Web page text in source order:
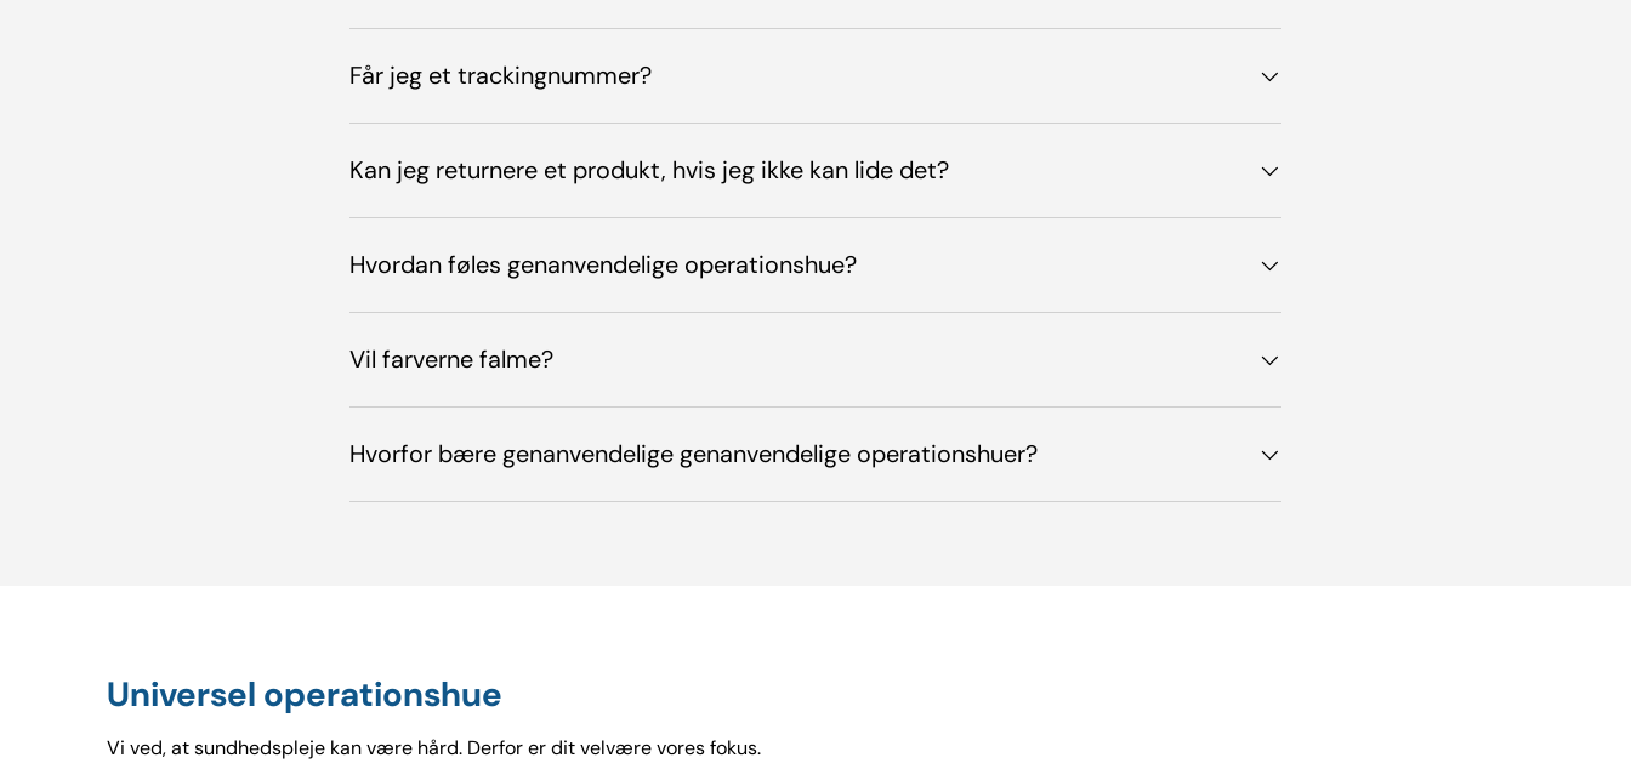
Får jeg et trackingnummer?
Kan jeg returnere et produkt, hvis jeg ikke kan lide det?
Hvordan føles genanvendelige operationshue?
Vil farverne falme?
Hvorfor bære genanvendelige genanvendelige operationshuer?
Universel operationshue
Vi ved, at sundhedspleje kan være hård. Derfor er dit velvære vores fokus.